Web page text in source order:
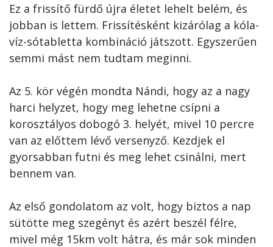
Ez a frissítő fürdő újra életet lehelt belém, és
jobban is lettem. Frissítésként kizárólag a kóla-
víz-sótabletta kombináció játszott. Egyszerűen
semmi mást nem tudtam meginni.
Az 5. kör végén mondta Nándi, hogy az a nagy
harci helyzet, hogy meg lehetne csípni a
korosztályos dobogó 3. helyét, mivel 10 percre
van az előttem lévő versenyző. Kezdjek el
gyorsabban futni és meg lehet csinálni, mert
bennem van.
Az első gondolatom az volt, hogy biztos a nap
sütötte meg szegényt és azért beszél félre,
mivel még 15km volt hátra, és már sok minden